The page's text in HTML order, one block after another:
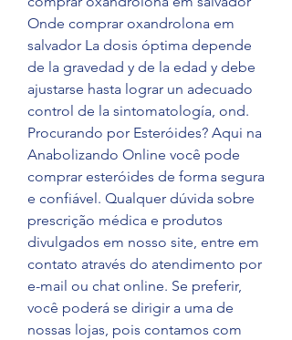
Onde comprar oxandrolona em
salvador La dosis óptima depende
de la gravedad y de la edad y debe
ajustarse hasta lograr un adecuado
control de la sintomatología, ond.
Procurando por Esteróides? Aqui na
Anabolizando Online você pode
comprar esteróides de forma segura
e confiável. Qualquer dúvida sobre
prescrição médica e produtos
divulgados em nosso site, entre em
contato através do atendimento por
e-mail ou chat online. Se preferir,
você poderá se dirigir a uma de
nossas lojas, pois contamos com